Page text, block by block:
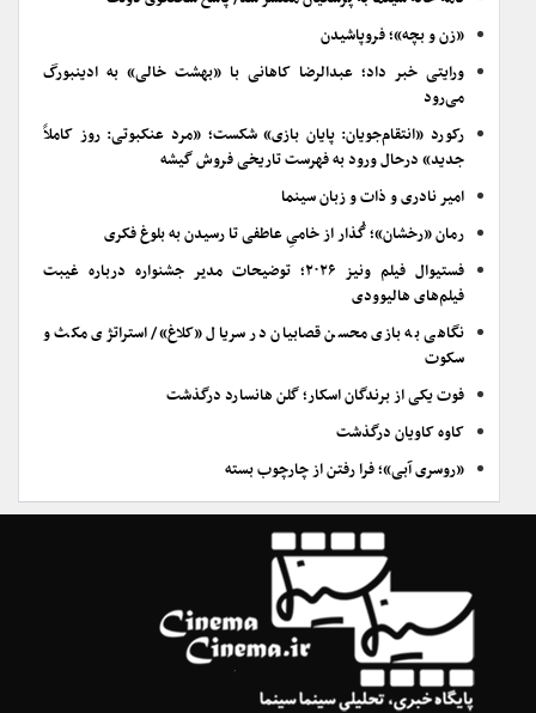
«زن و بچه»؛ فروپاشیدن
ورایتی خبر داد؛ عبدالرضا کاهانی با «بهشت خالی» به ادینبورگ
می‌رود
رکورد «انتقام‌جویان: پایان بازی» شکست؛ «مرد عنکبوتی: روز کاملاً
جدید» درحال ورود به فهرست تاریخی فروش گیشه
امیر نادری و ذات و زبان سینما
رمان «رخشان»؛ گُذار از خامیِ عاطفی تا رسیدن به بلوغ فکری
فستیوال فیلم ونیز ۲۰۲۶؛ توضیحات مدیر جشنواره درباره غیبت
فیلم‌های هالیوودی
نگاهی به بازی محسن قصابیان در سریال «کلاغ»/ استراتژی مکث و
سکوت
فوت یکی از برندگان اسکار؛ گلن هانسارد درگذشت
کاوه کاویان درگذشت
«روسری آبی»؛ فرا رفتن از چارچوب بسته